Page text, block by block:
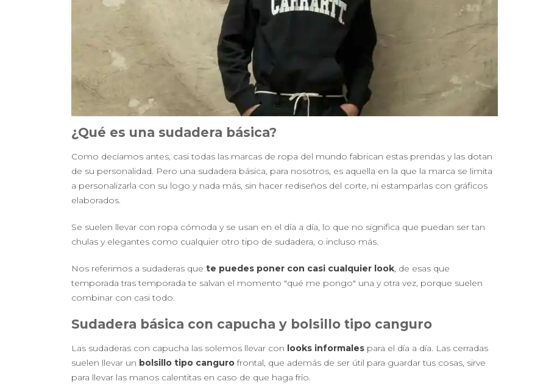
¿Qué es una sudadera básica?
Como decíamos antes, casi todas las marcas de ropa del mundo fabrican estas prendas y las dotan
de su personalidad. Pero una sudadera básica, para nosotros, es aquella en la que la marca se limita
a personalizarla con su logo y nada más, sin hacer rediseños del corte, ni estamparlas con gráficos
elaborados.
Se suelen llevar con ropa cómoda y se usan en el día a día, lo que no significa que puedan ser tan
chulas y elegantes como cualquier otro tipo de sudadera, o incluso más.
Nos referimos a sudaderas que te puedes poner con casi cualquier look, de esas que
temporada tras temporada te salvan el momento "qué me pongo" una y otra vez, porque suelen
combinar con casi todo.
Sudadera básica con capucha y bolsillo tipo canguro
Las sudaderas con capucha las solemos llevar con looks informales para el día a día. Las cerradas
suelen llevar un bolsillo tipo cangurofrontal, que además de ser útil para guardar tus cosas, sirve
para llevar las manos calentitas en caso de que haga frío.